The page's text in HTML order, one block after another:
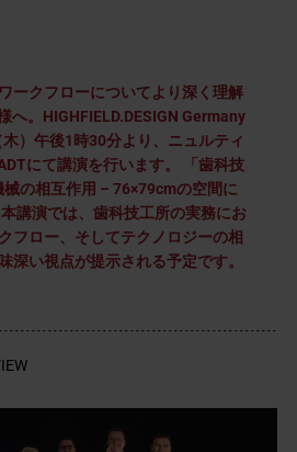
ークフローについてより深く理解
へ。HIGHFIELD.DESIGN Germany
）午後1時30分より、ニュルティ
にて講演を行います。 「歯科技
の相互作用 – 76×79cmの空間に
講演では、歯科技工所の実務にお
フロー、そしてテクノロジーの相
深い視点が提示される予定です。